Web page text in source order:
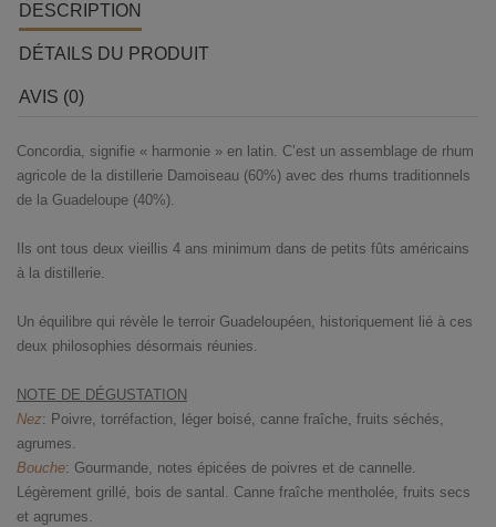
DESCRIPTION
DÉTAILS DU PRODUIT
AVIS (0)
Concordia, signifie « harmonie » en latin. C’est un assemblage de rhum
agricole de la distillerie Damoiseau (60%) avec des rhums traditionnels
de la Guadeloupe (40%).
Ils ont tous deux vieillis 4 ans minimum dans de petits fûts américains
à la distillerie.
Un équilibre qui révèle le terroir Guadeloupéen, historiquement lié à ces
deux philosophies désormais réunies.
NOTE DE DÉGUSTATION
Nez: Poivre, torréfaction, léger boisé, canne fraîche, fruits séchés,
agrumes.
Bouche: Gourmande, notes épicées de poivres et de cannelle.
Légèrement grillé, bois de santal. Canne fraîche mentholée, fruits secs
et agrumes.